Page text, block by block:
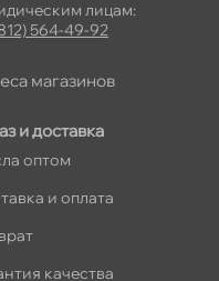
и доставка
оптом
и оплата
качества
лицам:
564-49-92
магазино